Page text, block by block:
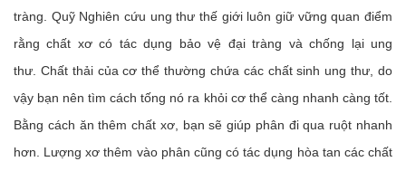
tràng. Quỹ Nghiên cứu ung thư thế giới luôn giữ vững quan điểm
rằng chất xơ có tác dụng bảo vệ đại tràng và chống lại ung
thư. Chất thải của cơ thể thường chứa các chất sinh ung thư, do
vậy bạn nên tìm cách tống nó ra khỏi cơ thể càng nhanh càng tốt.
Bằng cách ăn thêm chất xơ, bạn sẽ giúp phân đi qua ruột nhanh
hơn. Lượng xơ thêm vào phân cũng có tác dụng hòa tan các chất